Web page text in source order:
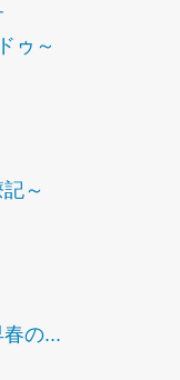
ゥ～
～
の...